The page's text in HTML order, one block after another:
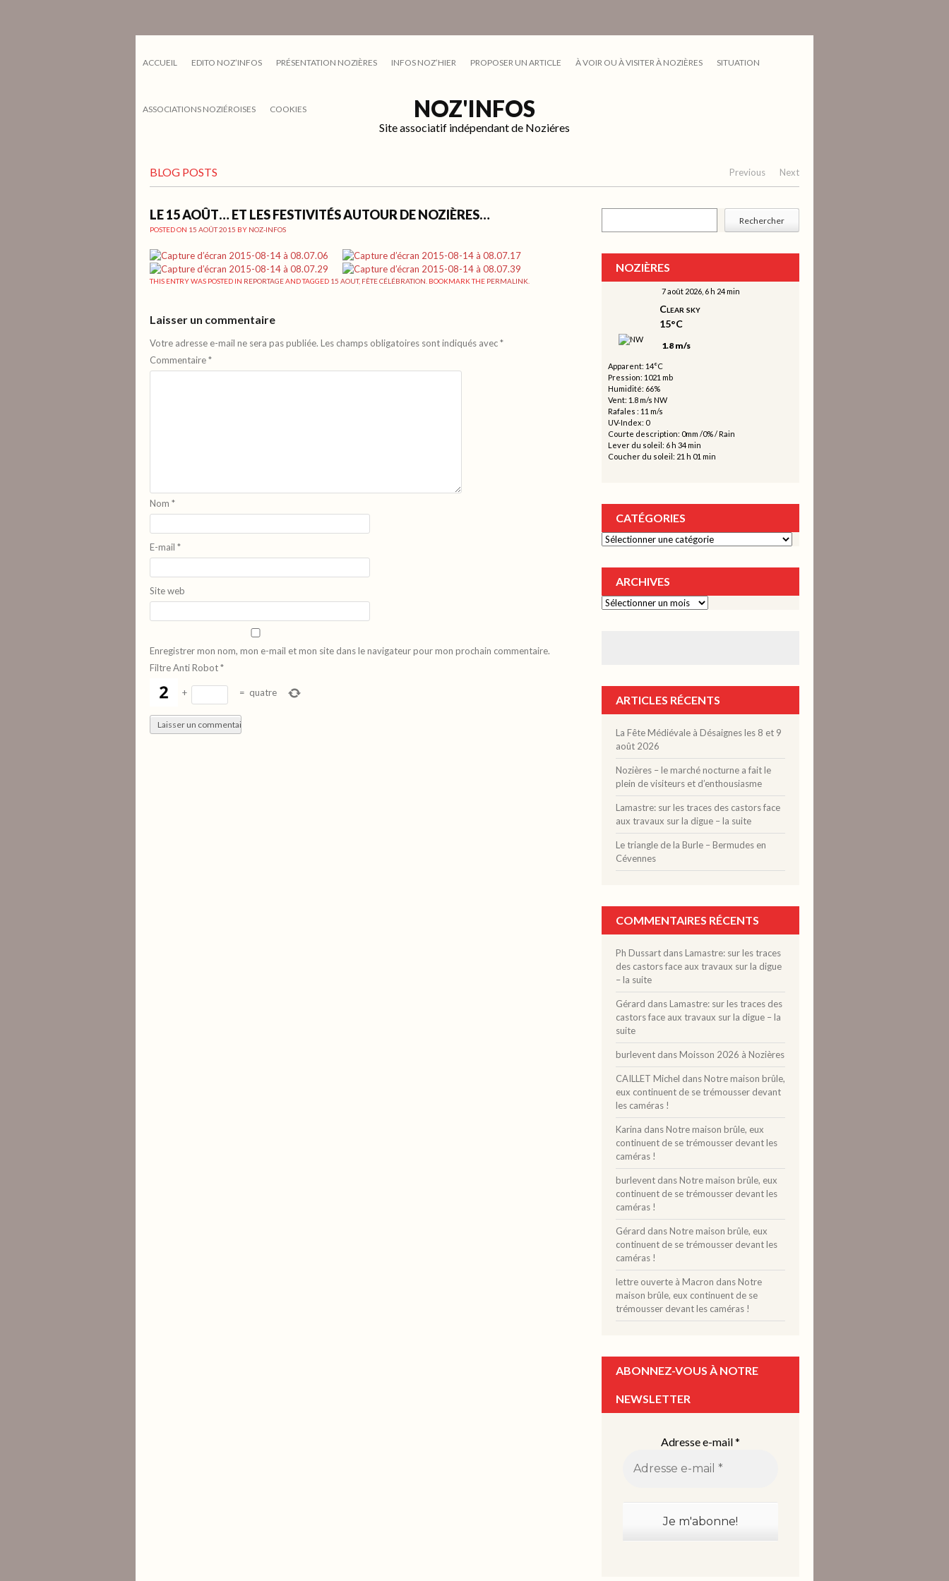
ACCUEIL EDITO NOZ’INFOS PRÉSENTATION NOZIÈRES INFOS NOZ’HIER PROPOSER UN ARTICLE À VOIR OU À VISITER À NOZIÈRES SITUATION
ASSOCIATIONS NOZIÉROISES COOKIES NOZ'INFOS
Site associatif indépendant de Noziéres
BLOG POSTS Previous Next
LE 15 AOÛT… ET LES FESTIVITÉS AUTOUR DE NOZIÈRES…
POSTED ON 15 AOÛT 2015 BY NOZ-INFOS
THIS ENTRY WAS POSTED IN REPORTAGEAND TAGGED 15 AOUT, FÊTE CÉLÉBRATION . BOOKMARK THE PERMALINK
Laisser un commentaire
Votre adresse e-mail ne sera pas publiée. Les champs obligatoires sont indiqués avec*
Commentaire*
Nom *
E-mail *
Site web
Enregistrer mon nom, mon e-mail et mon site dans le navigateur pour mon prochain commentaire.
Filtre Anti Robot*
+ = quatre
Rechercher
NOZIÈRES
7 août 2026, 6 h 24 min
Clear sky
15°C
1.8 m/s
Apparent: 14°C
Pression: 1021 mb
Humidité: 66%
Vent: 1.8 m/s NW
Rafales : 11 m/s
UV-Index: 0
Courte description: 0mm /0%/Rain
Lever du soleil: 6 h 34 min
Coucher du soleil: 21 h 01 min
CATÉGORIES
Catégories
ARCHIVES
Archives
ARTICLES RÉCENTS
La Fête Médiévale à Désaignes les 8 et 9
août 2026
Nozières – le marché nocturne a fait le
plein de visiteurs et d’enthousiasme
Lamastre: sur les traces des castors face
aux travaux sur la digue – la suite
Le triangle de la Burle – Bermudes en
Cévennes
COMMENTAIRES RÉCENTS
Ph Dussart dansLamastre: sur les traces
des castors face aux travaux sur la digue
– la suite
Gérard dansLamastre: sur les traces des
castors face aux travaux sur la digue – la
suite
burlevent dansMoisson 2026 à Nozières
CAILLET Michel dansNotre maison brûle,
eux continuent de se trémousser devant
les caméras !
Karina dansNotre maison brûle, eux
continuent de se trémousser devant les
caméras !
burlevent dansNotre maison brûle, eux
continuent de se trémousser devant les
caméras !
Gérard dansNotre maison brûle, eux
continuent de se trémousser devant les
caméras !
lettre ouverte à Macron dansNotre
maison brûle, eux continuent de se
trémousser devant les caméras !
ABONNEZ-VOUS À NOTRE
NEWSLETTER
Adresse e-mail*